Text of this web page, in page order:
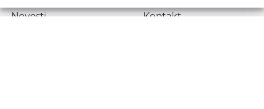
Novosti
Kontakt